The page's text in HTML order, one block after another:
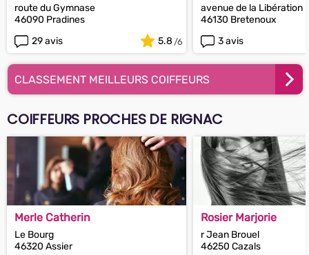
route du Gymnase
46090 Pradines
29 avis
5.8
avenue de la Libération
46130 Bretenoux
3 avis
CLASSEMENT MEILLEURS COIFFEURS
COIFFEURS PROCHES DE RIGNAC
Merle Catherin
Le Bourg
46320 Assier
Rosier Marjorie
r Jean Brouel
46250 Cazals